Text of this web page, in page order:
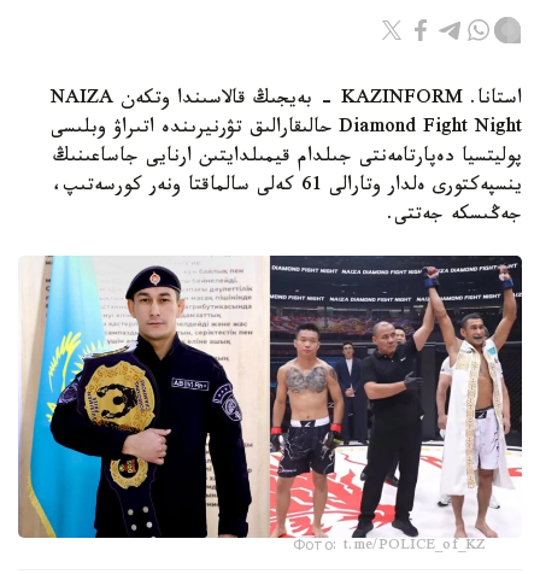
استانا. KAZINFORM - بەيجىڭ قالاسىندا وتكەن NAIZA
Diamond Fight Night حالىقارالىق تۋرنيرىندە اتىراۋ وبلىسى
پوليتسيا دەپارتامەنتى جىلدام قيمىلدايتىن ارنايى جاساعىنىڭ
ينسپەكتورى ەلدار وتارالى 61 كەلى سالماقتا ونەر كورسەتىپ،
جەڭىسكە جەتتى.
Фото: t.me/POLICE_of_KZ